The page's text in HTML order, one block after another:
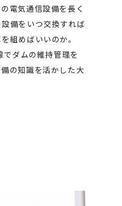
電気通信設備を長く
備をいつ交換すれば
組めばいいのか。
ダムの維持管理を
の知識を活かした大